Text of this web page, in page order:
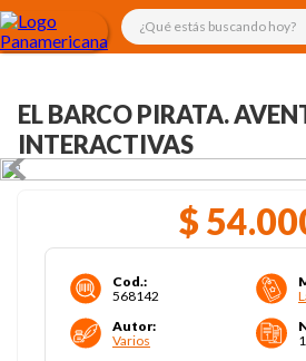
¿Qué estás buscando
EL BARCO PIRATA.
INTERACTIVAS
$ 54.
Cod.:
568142
Autor:
Varios